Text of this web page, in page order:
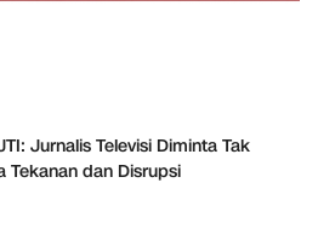
Jurnalis Televisi Diminta Tak
Tekanan dan Disrupsi